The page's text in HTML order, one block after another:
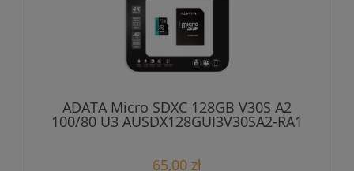
ADATA Micro SDXC 128GB V30S A2
100/80 U3 AUSDX128GUI3V30SA2-RA1
65,00 zł